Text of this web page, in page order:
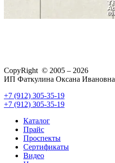
CopyRight © 2005 – 2026
ИП Фаткулина Оксана Ивановна
+7 (912) 305-35-19
+7 (912) 305-35-19
Каталог
Прайс
Проспекты
Сертификаты
Видео